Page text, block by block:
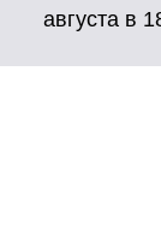
августа в